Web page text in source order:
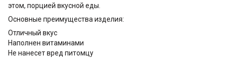
этом, порцией вкусной еды.
Основные преимущества изделия:
Отличный вкус
Наполнен витаминами
Не нанесет вред питомцу